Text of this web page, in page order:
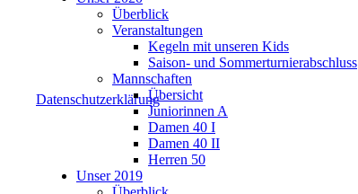
Datenschutzerklärung
Überblick
Veranstaltungen
Kegeln mit unseren Kids
Saison- und Sommerturnierabschluss
Mannschaften
Übersicht
Juniorinnen A
Damen 40 I
Damen 40 II
Herren 50
Unser 2019